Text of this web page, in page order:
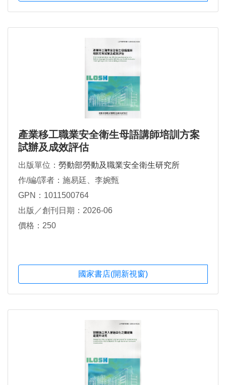
產業移工職業安全衛生母語講師培訓方案
試辦及成效評估
出版單位： 勞動部勞動及職業安全衛生研究所
作/編/譯者：施易廷、李婉甄
GPN：1011500764
出版／創刊日期：2026-06
價格：250
國家書店(開新視窗)